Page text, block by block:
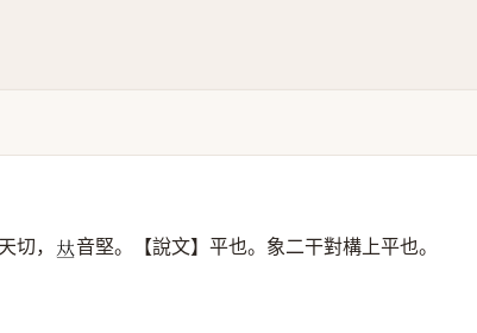
切， 𠀤音堅。【說文】平也。象二干對構上平也。